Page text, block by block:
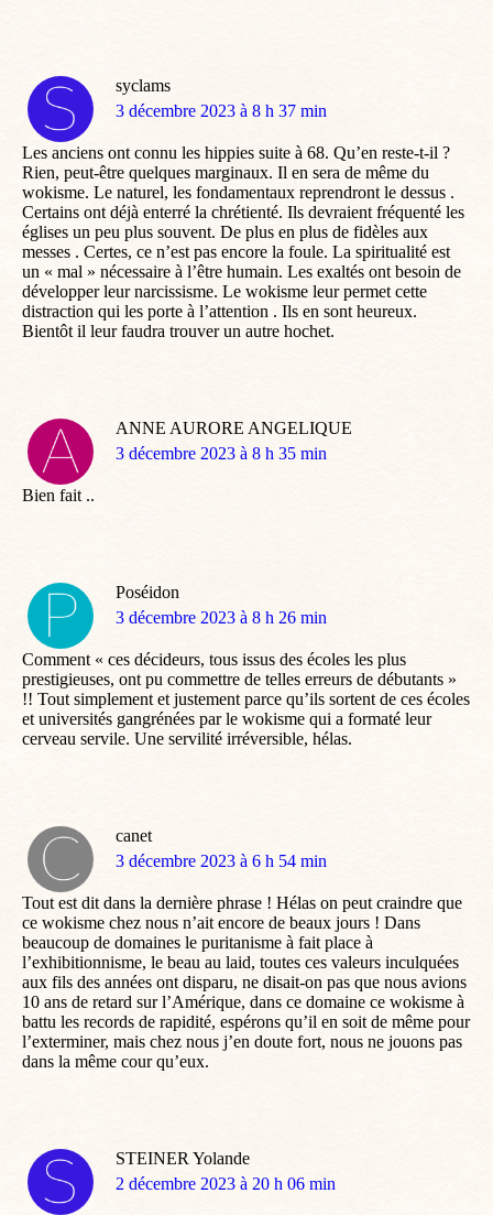
syclams
dit
3 décembre 2023 à 8 h 37 min
Les anciens ont connu les hippies suite à 68. Qu’en reste-t-il ?
Rien, peut-être quelques marginaux. Il en sera de même du
wokisme. Le naturel, les fondamentaux reprendront le dessus .
Certains ont déjà enterré la chrétienté. Ils devraient fréquenté les
églises un peu plus souvent. De plus en plus de fidèles aux
messes . Certes, ce n’est pas encore la foule. La spiritualité est
un « mal » nécessaire à l’être humain. Les exaltés ont besoin de
développer leur narcissisme. Le wokisme leur permet cette
distraction qui les porte à l’attention . Ils en sont heureux.
Bientôt il leur faudra trouver un autre hochet.
ANNE AURORE ANGELIQUE
dit
3 décembre 2023 à 8 h 35 min
Bien fait ..
Poséidon
dit
3 décembre 2023 à 8 h 26 min
Comment « ces décideurs, tous issus des écoles les plus
prestigieuses, ont pu commettre de telles erreurs de débutants »
!! Tout simplement et justement parce qu’ils sortent de ces écoles
et universités gangrénées par le wokisme qui a formaté leur
cerveau servile. Une servilité irréversible, hélas.
canet
dit
3 décembre 2023 à 6 h 54 min
Tout est dit dans la dernière phrase ! Hélas on peut craindre que
ce wokisme chez nous n’ait encore de beaux jours ! Dans
beaucoup de domaines le puritanisme à fait place à
l’exhibitionnisme, le beau au laid, toutes ces valeurs inculquées
aux fils des années ont disparu, ne disait-on pas que nous avions
10 ans de retard sur l’Amérique, dans ce domaine ce wokisme à
battu les records de rapidité, espérons qu’il en soit de même pour
l’exterminer, mais chez nous j’en doute fort, nous ne jouons pas
dans la même cour qu’eux.
STEINER Yolande
dit
2 décembre 2023 à 20 h 06 min